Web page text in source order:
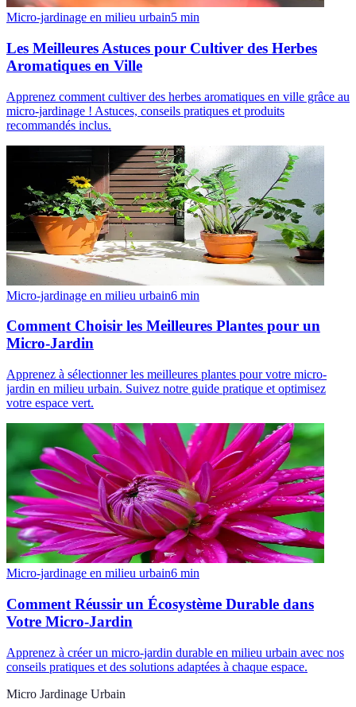
Micro-jardinage en milieu urbain5 min
Les Meilleures Astuces pour Cultiver des Herbes
Aromatiques en Ville
Apprenez comment cultiver des herbes aromatiques en ville grâce au
micro-jardinage ! Astuces, conseils pratiques et produits
recommandés inclus.
Micro-jardinage en milieu urbain6 min
Comment Choisir les Meilleures Plantes pour un
Micro-Jardin
Apprenez à sélectionner les meilleures plantes pour votre micro-
jardin en milieu urbain. Suivez notre guide pratique et optimisez
votre espace vert.
Micro-jardinage en milieu urbain6 min
Comment Réussir un Écosystème Durable dans
Votre Micro-Jardin
Apprenez à créer un micro-jardin durable en milieu urbain avec nos
conseils pratiques et des solutions adaptées à chaque espace.
Micro Jardinage Urbain